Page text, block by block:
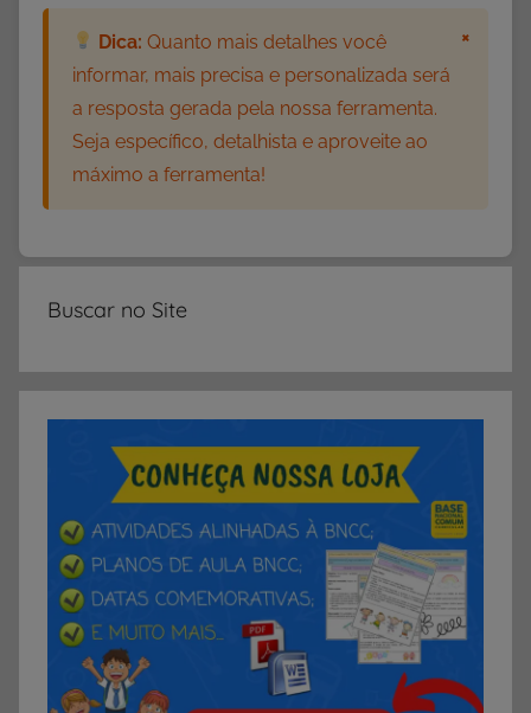
Dica: Quanto mais detalhes você
informar, mais precisa e personalizada será
a resposta gerada pela nossa ferramenta.
Seja específico, detalhista e aproveite ao
máximo a ferramenta!
×
Buscar no Site